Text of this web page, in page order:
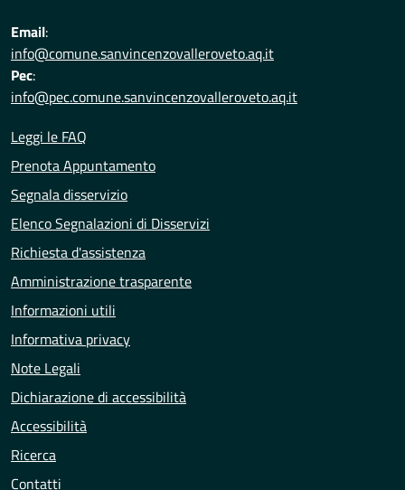
Email:
info@comune.sanvincenzovalleroveto.aq.it
Pec:
info@pec.comune.sanvincenzovalleroveto.aq.it
Leggi le FAQ
Prenota Appuntamento
Segnala disservizio
Elenco Segnalazioni di Disservizi
Richiesta d'assistenza
Amministrazione trasparente
Informazioni utili
Informativa privacy
Note Legali
Dichiarazione di accessibilità
Accessibilità
Ricerca
Contatti